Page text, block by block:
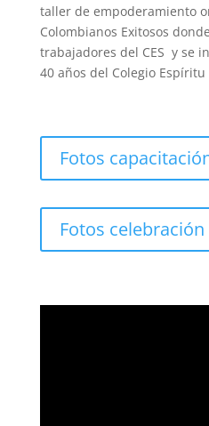
taller de empoderamiento
Colombianos Exitosos
trabajadores del CES y se
40 años del Colegio Espíritu
Fotos
Fotos celebración